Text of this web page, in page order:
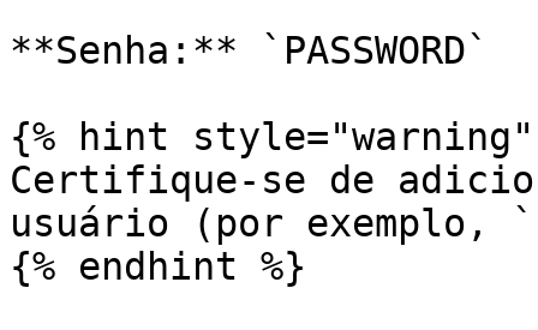
**Senha:** `PASSWORD`
{% hint style="warning"
Certifique-se de
usuário (por exemplo,
{% endhint %}